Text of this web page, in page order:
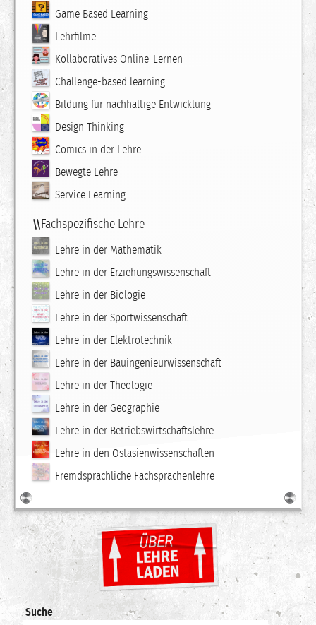
Game Based Learning
Lehrfilme
Kollaboratives Online-Lernen
Challenge-based learning
Bildung für nachhaltige Entwicklung
Design Thinking
Comics in der Lehre
Bewegte Lehre
Service Learning
Fachspezifische Lehre
Lehre in der Mathematik
Lehre in der Erziehungswissenschaft
Lehre in der Biologie
Lehre in der Sportwissenschaft
Lehre in der Elektrotechnik
Lehre in der Bauingenieurwissenschaft
Lehre in der Theologie
Lehre in der Geographie
Lehre in der Betriebswirtschaftslehre
Lehre in den Ostasienwissenschaften
Fremdsprachliche Fachsprachenlehre
Suche